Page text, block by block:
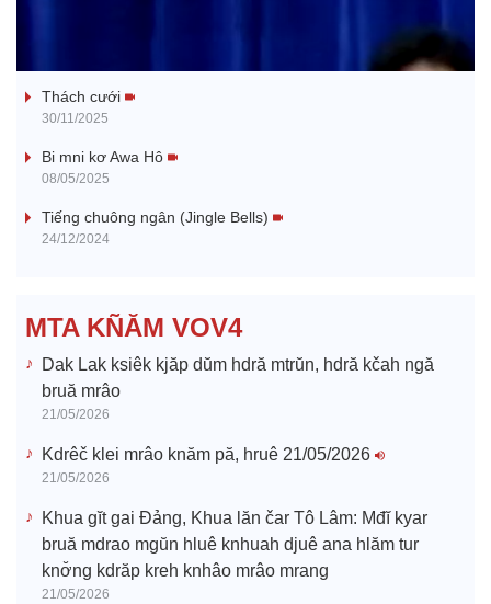
a
i
o
Thách cưới
30/11/2025
Bi mni kơ Awa Hô
08/05/2025
Tiếng chuông ngân (Jingle Bells)
24/12/2024
MTA KÑĂM VOV4
Dak Lak ksiêk kjăp dŭm hdră mtrŭn, hdră kčah ngă
bruă mrâo
21/05/2026
Kdrêč klei mrâo knăm pă, hruê 21/05/2026
21/05/2026
Khua gĭt gai Đảng, Khua lăn čar Tô Lâm: Mđĭ kyar
bruă mdrao mgŭn hluê knhuah djuê ana hlăm tur
knơ̆ng kdrăp kreh knhâo mrâo mrang
21/05/2026